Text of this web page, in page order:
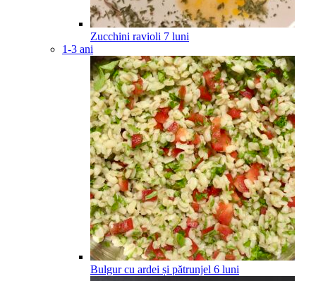
Zucchini ravioli 7 luni
1-3 ani
Bulgur cu ardei și pătrunjel 6 luni